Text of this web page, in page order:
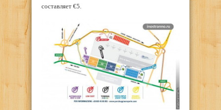
составляет €5.